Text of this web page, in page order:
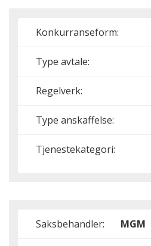
Konkurranseform:
Type avtale:
Regelverk:
Type anskaffelse:
Tjenestekategori:
Saksbehandler: MGM